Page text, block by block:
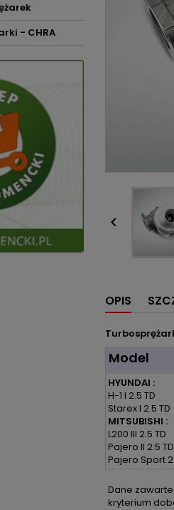
- CHRA

OPIS
Model
HYUNDAI :
H-1 I 2.5 TD
Starex I 2.5 TD
MITSUBISHI :
L200 III 2.5 TD
Pajero II 2.5 TD
Pajero Sport
Dane
kryterium